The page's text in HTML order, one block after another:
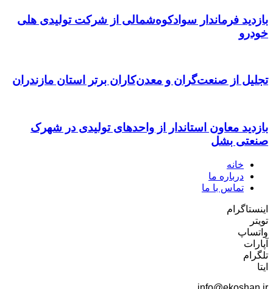
بازدید فرماندار سوادکوه‌شمالی از شرکت تولیدی هلی
خودرو
تجلیل از صنعت‌گران و معدن‌کاران برتر استان مازندران
بازدید معاون استاندار از واحدهای تولیدی در شهرک
صنعتی بشل
خانه
درباره ما
تماس با ما
اینستاگرام
تویتر
واتساپ
آپارات
تلگرام
ایتا